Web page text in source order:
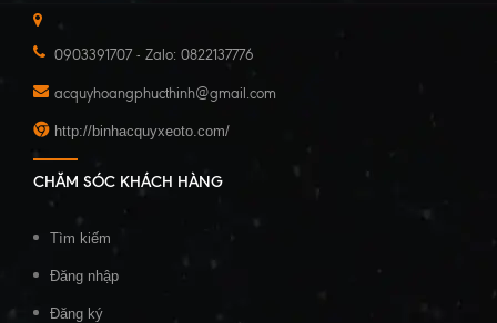
0903391707 - Zalo: 0822137776
acquyhoangphucthinh@gmail.com
http://binhacquyxeoto.com/
CHĂM SÓC KHÁCH HÀNG
Tìm kiếm
Đăng nhập
Đăng ký